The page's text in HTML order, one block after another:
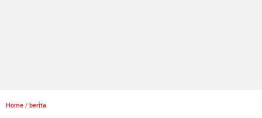
Home / berita